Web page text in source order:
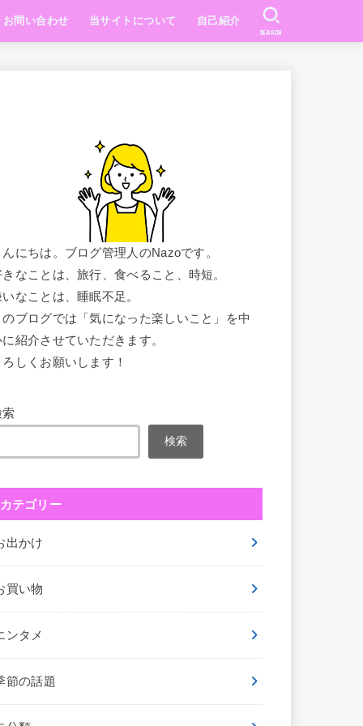
お問い合わせ 当サイトについて 自己紹介
SEARCH
んにちは。ブログ管理人のNazoです。
きなことは、旅行、食べること、時短。
いなことは、睡眠不足。
のブログでは「気になった楽しいこと」を中
に紹介させていただきます。
ろしくお願いします！
索
検索
カテゴリー
出かけ
買い物
ンタメ
節の話題